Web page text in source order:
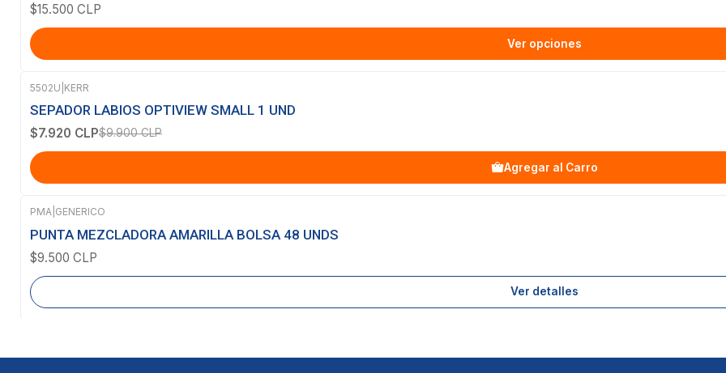
$15.500 CLP
Ver opciones
-20%OFF
5502U KERR
SEPADOR LABIOS OPTIVIEW SMALL 1 UND
$7.920 CLP$9.900 CLP
Agregar al Carro
Agotado
PMA GENERICO
PUNTA MEZCLADORA AMARILLA BOLSA 48 UNDS
$9.500 CLP
Ver detalles